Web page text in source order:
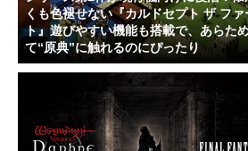
くも色褪せない『カルドセプト ザ ファ
ト』遊びやすい機能も搭載で、あらた
て“原典”に触れるのにぴったり